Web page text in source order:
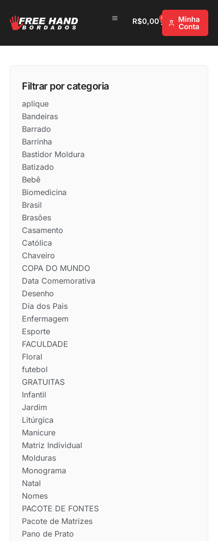
R$0,00 0 Minha
Conta
Filtrar por categoria
aplique
Bandeiras
Barrado
Barrinha
Bastidor Moldura
Batizado
Bebê
Biomedicina
Brasil
Brasões
Casamento
Católica
Chaveiro
COPA DO MUNDO
Data Comemorativa
Desenho
Dia dos Pais
Enfermagem
Esporte
FACULDADE
Floral
futebol
GRATUITAS
Infantil
Jardim
Litúrgica
Manicure
Matriz Individual
Molduras
Monograma
Natal
Nomes
PACOTE DE FONTES
Pacote de Matrizes
Pano de Prato